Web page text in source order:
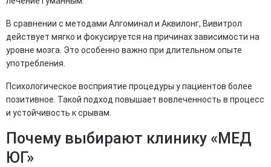
В сравнении с методами Алгоминал и Аквилонг, Вивитрол
действует мягко и фокусируется на причинах зависимости на
уровне мозга. Это особенно важно при длительном опыте
употребления.
Психологическое восприятие процедуры у пациентов более
позитивное. Такой подход повышает вовлеченность в процесс
и устойчивость к срывам.
Почему выбирают клинику «МЕД
ЮГ»